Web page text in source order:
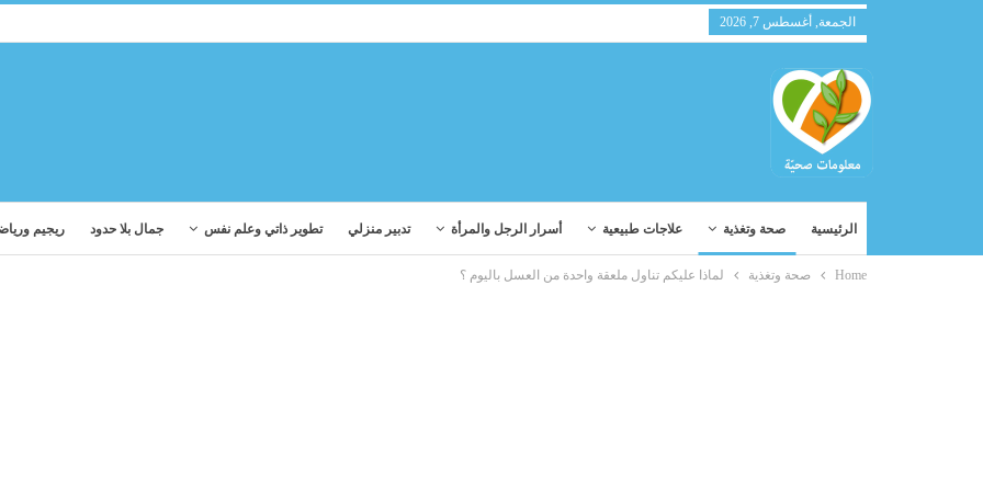
الجمعة, أغسطس 7, 2026
الرئيسية صحة وتغذية علاجات طبيعية أسرار الرجل والمرأة تدبير منزلي تطوير ذاتي وعلم نفس جمال بلا حدود ريجيم
Home صحة وتغذية لماذا عليكم تناول ملعقة واحدة من العسل باليوم ؟